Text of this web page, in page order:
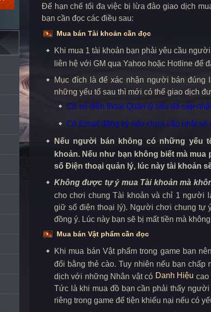
Để hạn chế tối đa việc bị lừa đảo giao dịch
bạn cần đọc các điều sau:
Mua bán Tài khoản cần đọc
Khi mua 1 tài khoản bạn phải yêu cầu
liên hệ với GM qua Yahoo hoặc Hotline để
Mục đích là để xác nhận người bán
những yếu tố sau thì mới có thể giao dịch
Có số điện thoại Quản lý nếu đã cập
Có Email đăng ký nếu chưa cập nhật số
Nếu người bán không có những yếu
khoản. Nếu như bạn không biết mà
số Điện thoại quản lý, lúc này tài khoản
Không được tự ý mua Tài khoản mà
cho chơi chung Tài khoản và chỉ 1 người
giữ số điện thoại lý). Người chơi chung tự
đồng ý. Lúc này bạn sẽ bị mất tiền mà
Mua bán Vật phẩm cần đọc
Khi mua bán Vật phẩm trong game bạn
đổi bằng thẻ cào. Tuy nhiên nếu bạn
dịch với những Nhân vật có Danh Hiệu cao
Tức là khi mua đồ bạn cần phải thấy
riêng trong game để tiện khiếu nại nếu có